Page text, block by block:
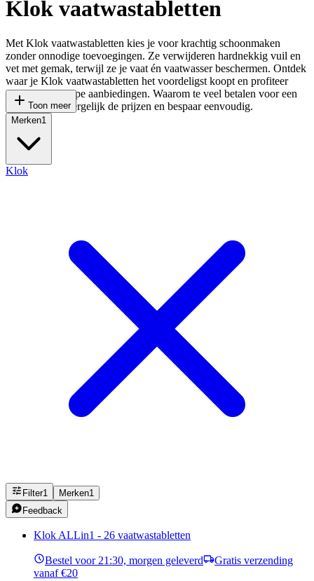
Klok vaatwastabletten
Met Klok vaatwastabletten kies je voor krachtig schoonmaken
zonder onnodige toevoegingen. Ze verwijderen hardnekkig vuil en
vet met gemak, terwijl ze je vaat én vaatwasser beschermen. Ontdek
waar je Klok vaatwastabletten het voordeligst koopt en profiteer
direct van scherpe aanbiedingen. Waarom te veel betalen voor een
schone vaat? Vergelijk de prijzen en bespaar eenvoudig.
Toon meer
Merken1
Klok
Filter1 Merken1
Feedback
Klok ALLin1 - 26 vaatwastabletten
Bestel voor 21:30, morgen geleverd
Gratis verzending
vanaf €20